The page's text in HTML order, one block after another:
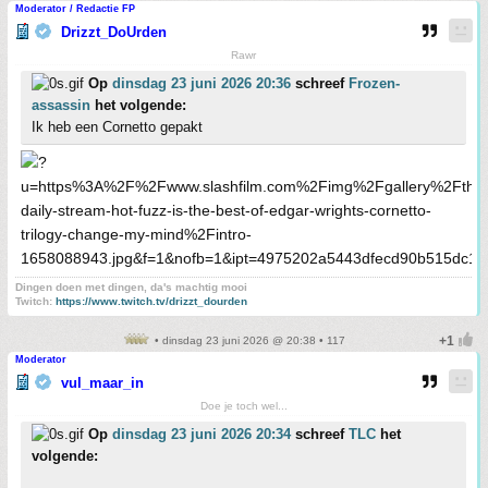
Moderator / Redactie FP
Drizzt_DoUrden
Rawr
Op dinsdag 23 juni 2026 20:36 schreef Frozen-
assassin het volgende:
Ik heb een Cornetto gepakt
Dingen doen met dingen, da's machtig mooi
Twitch: https://www.twitch.tv/drizzt_dourden
• dinsdag 23 juni 2026 @ 20:38 • 117
Moderator
vul_maar_in
Doe je toch wel...
Op dinsdag 23 juni 2026 20:34schreef TLC het
volgende: